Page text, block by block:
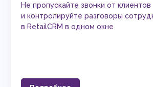
Не пропускайте звонки от клиентов
и контролируйте разговоры
в RetailCRM в одном окне